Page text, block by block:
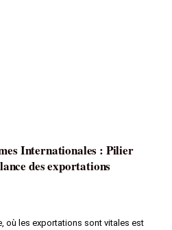
Internationales : Pilier
des exportations
où les exportations sont vitales est